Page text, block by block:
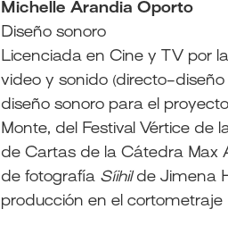
Michelle Arandia Oporto
Diseño sonoro
Licenciada en Cine y TV por
video y sonido (directo-diseño
diseño sonoro para el
Monte, del Festival Vértice de
de Cartas de la Cátedra Max
de fotografía Síihilde Jimena
producción en el cortometraje